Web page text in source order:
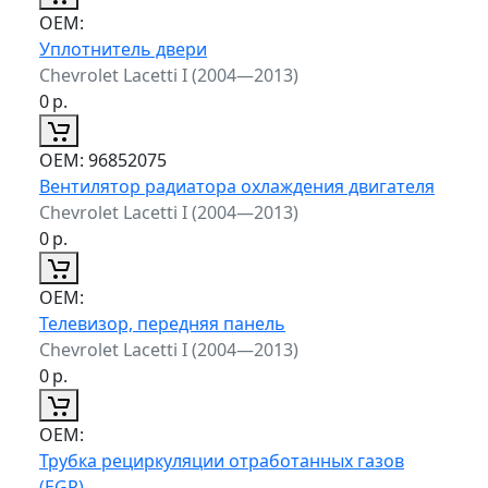
ОЕМ:
Уплотнитель двери
Chevrolet Lacetti I (2004—2013)
0р.
ОЕМ: 96852075
Вентилятор радиатора охлаждения двигателя
Chevrolet Lacetti I (2004—2013)
0р.
ОЕМ:
Телевизор, передняя панель
Chevrolet Lacetti I (2004—2013)
0р.
ОЕМ:
Трубка рециркуляции отработанных газов